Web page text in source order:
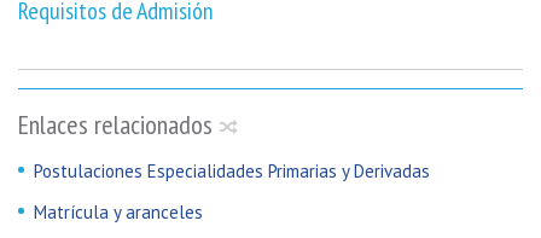
Enlaces relacionados
Postulaciones Especialidades Primarias y Derivadas
Matrícula y aranceles
Requisitos de Admisión